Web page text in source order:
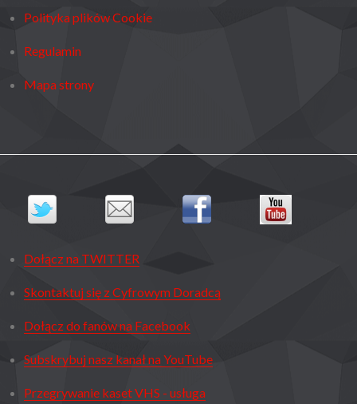
Polityka plików Cookie
Regulamin
Mapa strony
Dołącz na TWITTER
Skontaktuj się z Cyfrowym Doradcą
Dołącz do fanów na Facebook
Subskrybuj nasz kanał na YouTube
Przegrywanie kaset VHS - usługa